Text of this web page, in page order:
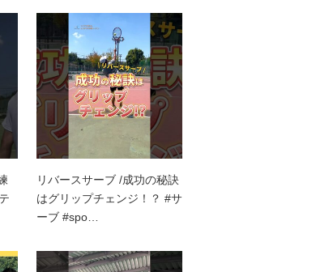
リバースサーブ /成功の秘訣
はグリップチェンジ！？ #サ
ーブ #spo…